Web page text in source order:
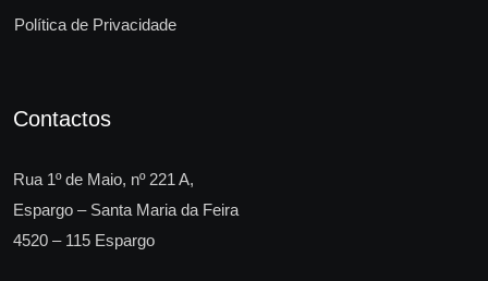
Política de Privacidade
Contactos
Rua 1º de Maio, nº 221 A,
Espargo – Santa Maria da Feira
4520 – 115 Espargo